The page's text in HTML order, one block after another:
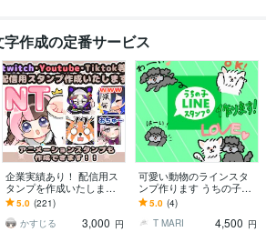
作成の定番サービス
企業実績あり！ 配信用ス
タンプを作成いたします
セット割引あり！アニメ
ーションスタンプも作成
できます。
5.0 (221)
かすじる
3,000 円
可愛い動物のラインスタ
ンプ作ります うちの子が
ラインスタンプになる！
プレゼントに最適！
5.0 (4)
T MARI
4,500 円